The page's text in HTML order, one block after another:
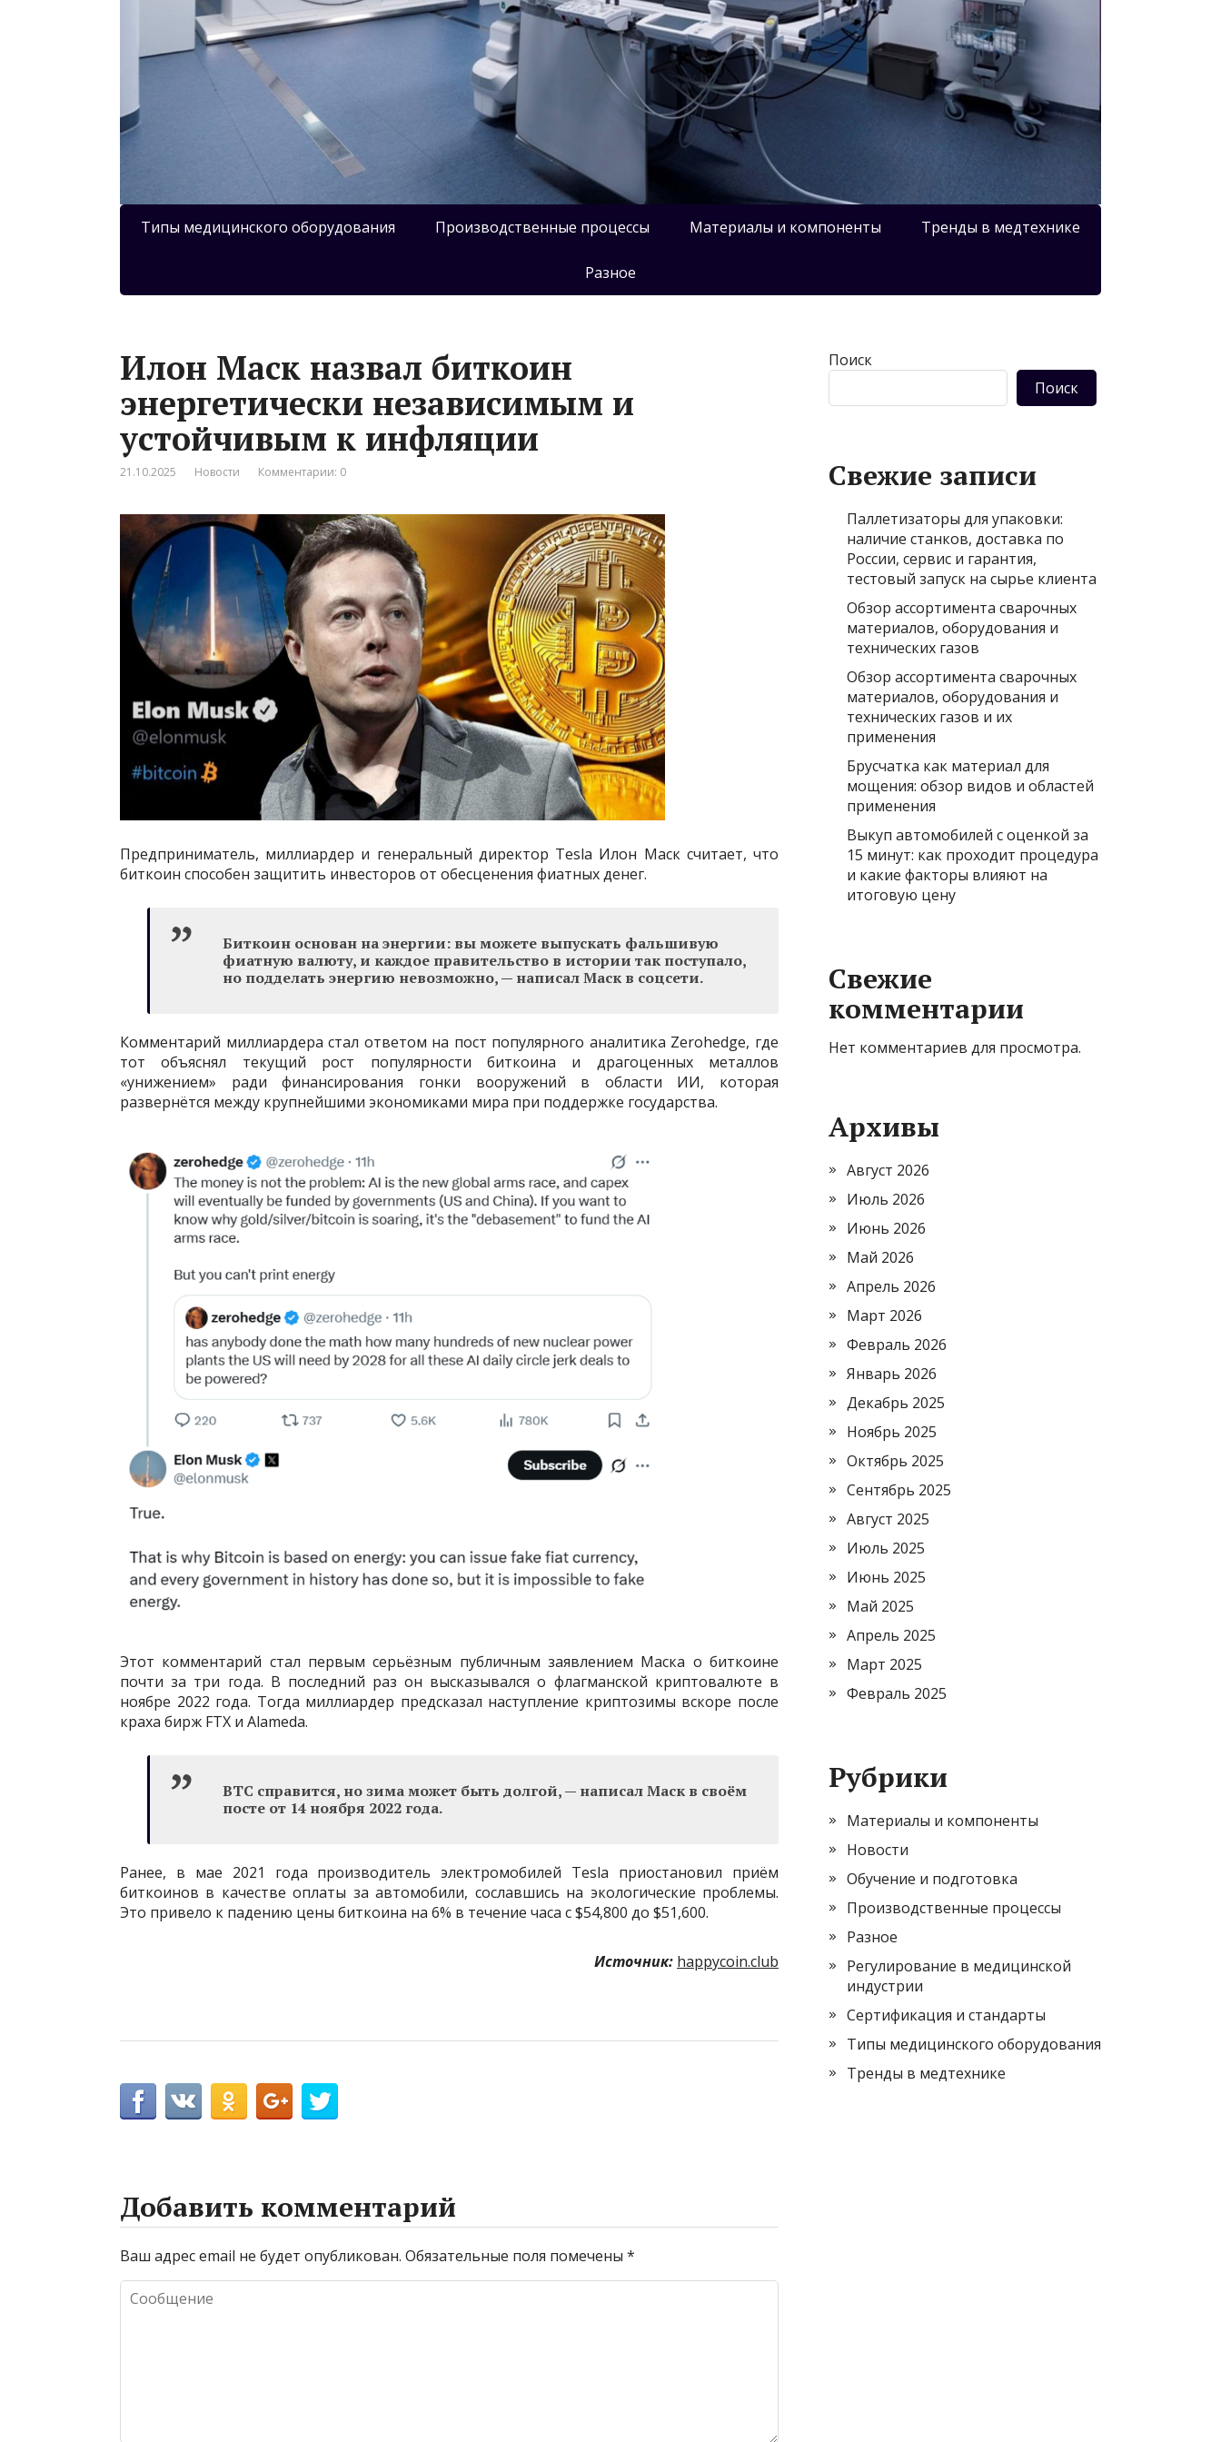
Типы медицинского оборудования Производственные процессы Материалы и компоненты Тренды в медтехнике
Разное
Илон Маск назвал биткоин
энергетически независимым и
устойчивым к инфляции
21.10.2025 Новости Комментарии: 0
Предприниматель, миллиардер и генеральный директор Tesla Илон Маск считает, что
биткоин способен защитить инвесторов от обесценения фиатных денег.
Биткоин основан на энергии: вы можете выпускать фальшивую
фиатную валюту, и каждое правительство в истории так поступало,
но подделать энергию невозможно, — написал Маск в соцсети.
Комментарий миллиардера стал ответом на пост популярного аналитика Zerohedge, где
тот объяснял текущий рост популярности биткоина и драгоценных металлов
«унижением» ради финансирования гонки вооружений в области ИИ, которая
развернётся между крупнейшими экономиками мира при поддержке государства.
Этот комментарий стал первым серьёзным публичным заявлением Маска о биткоине
почти за три года. В последний раз он высказывался о флагманской криптовалюте в
ноябре 2022 года. Тогда миллиардер предсказал наступление криптозимы вскоре после
краха бирж FTX и Alameda.
BTC справится, но зима может быть долгой, — написал Маск в своём
посте от 14 ноября 2022 года.
Ранее, в мае 2021 года производитель электромобилей Tesla приостановил приём
биткоинов в качестве оплаты за автомобили, сославшись на экологические проблемы.
Это привело к падению цены биткоина на 6% в течение часа с $54,800 до $51,600.
Источник: happycoin.club
Добавить комментарий
Ваш адрес email не будет опубликован. Обязательные поля помечены *
Поиск
Поиск
Свежие записи
Паллетизаторы для упаковки:
наличие станков, доставка по
России, сервис и гарантия,
тестовый запуск на сырье клиента
Обзор ассортимента сварочных
материалов, оборудования и
технических газов
Обзор ассортимента сварочных
материалов, оборудования и
технических газов и их
применения
Брусчатка как материал для
мощения: обзор видов и областей
применения
Выкуп автомобилей с оценкой за
15 минут: как проходит процедура
и какие факторы влияют на
итоговую цену
Свежие
комментарии
Нет комментариев для просмотра.
Архивы
Август 2026
Июль 2026
Июнь 2026
Май 2026
Апрель 2026
Март 2026
Февраль 2026
Январь 2026
Декабрь 2025
Ноябрь 2025
Октябрь 2025
Сентябрь 2025
Август 2025
Июль 2025
Июнь 2025
Май 2025
Апрель 2025
Март 2025
Февраль 2025
Рубрики
Материалы и компоненты
Новости
Обучение и подготовка
Производственные процессы
Разное
Регулирование в медицинской
индустрии
Сертификация и стандарты
Типы медицинского оборудования
Тренды в медтехнике